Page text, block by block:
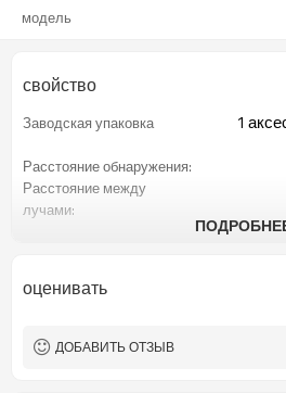
модель
свойство
Заводская упаковка
1
Расстояние обнаружения:
Расстояние между
лучами:
2 выхода безопасности
Интерфейсный разъем
Сертификация:
оценивать
ДОБАВИТЬ ОТЗЫВ